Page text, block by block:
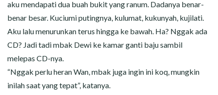
aku mendapati dua buah bukit yang ranum. Dadanya benar-
benar besar. Kuciumi putingnya, kulumat, kukunyah, kujilati.
Aku lalu menurunkan terus hingga ke bawah. Ha? Nggak ada
CD? Jadi tadi mbak Dewi ke kamar ganti baju sambil
melepas CD-nya.
“Nggak perlu heran Wan, mbak juga ingin ini koq, mungkin
inilah saat yang tepat”, katanya.